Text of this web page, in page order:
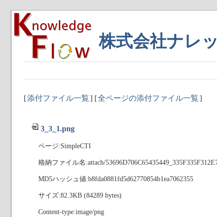
株式会社ナレ
[添付ファイル一覧] [全ページの添付ファイル一覧]
3_3_1.png
ページ:SimpleCTI
格納ファイル名:attach/
MD5ハッシュ値:b8fda0881fd5d62770854b1ea7062355
サイズ:82.3KB (84289 bytes)
Content-type:image/png